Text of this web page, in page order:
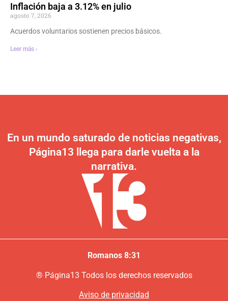
Inflación baja a 3.12% en julio
agosto 7, 2026
Acuerdos voluntarios sostienen precios básicos.
Leer más ›
En un mundo saturado de noticias negativas,
Página13 llega para darle vuelta a la
narrativa.
Romanos 8:31
® Página13 Todos los derechos reservados
Aviso de privacidad